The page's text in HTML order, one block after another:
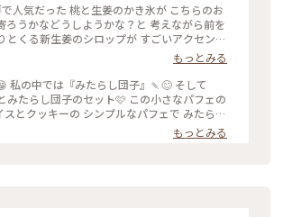
人気だった 桃と生姜のかき氷が こちらのお
うかなどうしようかな？と 考えながら前を
くる新生姜のシロップが すごいアクセント
っと見えづらいですが 中にはもっちり白玉
した😊 ＊ 人気かき氷だけに🍧 私が最後の
からくる人くる人残念がっておられたので
撃を 考えたら、食べられて本当に幸せでし
桃活 #うめ
もっとみる
私の中では『みたらし団子』🍡😊 そして
たらし団子のセット🩷 この小さなパフェの
とクッキーの シンプルなパフェで みたらし
げ目が香ばしい 蜜がたっぷりのみたらし団
ますが 同じ梅園さんでも三条店は行列出来
もっとみる